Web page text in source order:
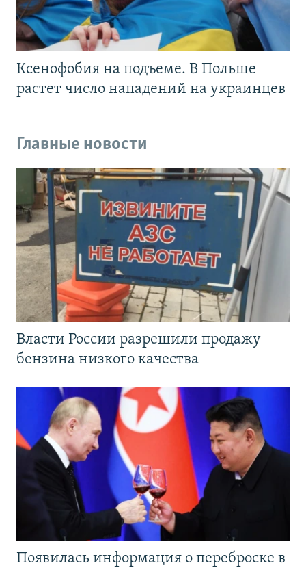
Ксенофобия на подъеме. В Польше
растет число нападений на украинцев
Главные новости
Власти России разрешили продажу
бензина низкого качества
Появилась информация о переброске в